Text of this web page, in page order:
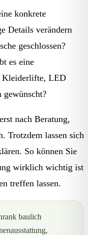
konkrete
Details verändern
geschlossen?
es eine
Kleiderlifte, LED
gewünscht?
nach Beratung,
Trotzdem lassen sich
So können Sie
wirklich wichtig ist
treffen lassen.
baulich